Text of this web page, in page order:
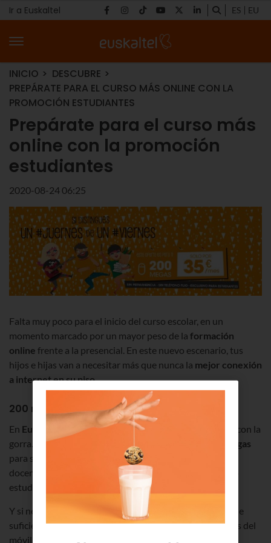
Ir a Euskaltel ES EU
INICIO
DESCUBRE
PREPÁRATE PARA EL CURSO MÁS ONLINE CON LA
PROMOCIÓN ESTUDIANTES
Prepárate para el curso más
online con la promoción
estudiantes
2020-08-24 06:25
Falta muy poco para el inicio del curso escolar, en un
momento marcado por un mayor peso de la formación
online frente a la presencial. En este nuevo escenario, tus
hijos e hijas van a necesitar más que nunca la mejor conexión
a internet en su piso.
200 megas sin permanencia
En Euskaltel
queremos ayudarte a que saquen todo 10 con la
gorra. Con nuestra
promo estudiantes
200 megas
para seguir las clases online, acceder a las plataformas
docentes, intercambiar apuntes y compartir wifi cuando
estudien con los colegas.
Y si necesitan más velocidad, ponles
. Más que
suficiente para que se conecten varias personas, a través del
móvil y el portátil.